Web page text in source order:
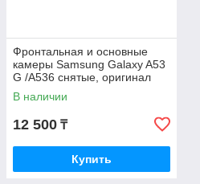
Фронтальная и основные
камеры Samsung Galaxy A53
G /A536 снятые, оригинал
В наличии
12 500 ₸
Купить